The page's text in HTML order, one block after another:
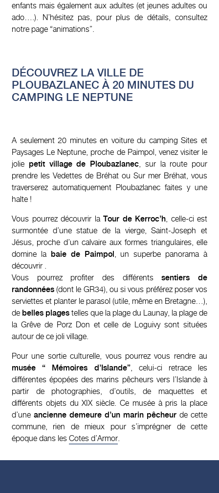
enfants mais également aux adultes (et jeunes adultes ou
ado….). N’hésitez pas, pour plus de détails, consultez
notre page “animations”.
DÉCOUVREZ LA VILLE DE
PLOUBAZLANEC À 20 MINUTES DU
CAMPING LE NEPTUNE
A seulement 20 minutes en voiture du camping Sites et
Paysages Le Neptune, proche de Paimpol, venez visiter le
jolie petit village de Ploubazlanec , sur la route pour
prendre les Vedettes de Bréhat ou Sur mer Bréhat, vous
traverserez automatiquement Ploubazlanec faites y une
halte !
Vous pourrez découvrir la Tour de Kerroc’h , celle-ci est
surmontée d’une statue de la vierge, Saint-Joseph et
Jésus, proche d’un calvaire aux formes triangulaires, elle
domine la baie de Paimpol , un superbe panorama à
découvrir .
Vous pourrez profiter des différentssentiers de
randonnées (dont le GR34), ou si vous préférez poser vos
serviettes et planter le parasol (utile, même en Bretagne…),
de belles plages telles que la plage du Launay, la plage de
la Grêve de Porz Don et celle de Loguivy sont situées
autour de ce joli village.
Pour une sortie culturelle, vous pourrez vous rendre au
musée “ Mémoires d’Islande”, celui-ci retrace les
différentes épopées des marins pêcheurs vers l’Islande à
partir de photographies, d’outils, de maquettes et
différents objets du XIX siècle. Ce musée à pris la place
d’une ancienne demeure d’un marin pêcheur de cette
commune, rien de mieux pour s’imprégner de cette
époque dans les Cotes d’Armor